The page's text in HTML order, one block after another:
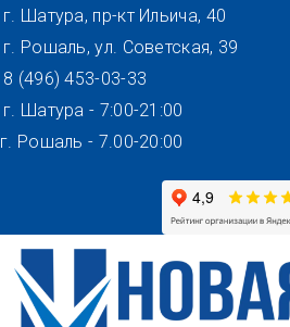
Перейти
г. Шатура, пр-кт Ильича, 40
г. Рошаль, ул. Советская, 39
8 (496) 453-03-33
г. Шатура - 7:00-21:00
г. Рошаль - 7.00-20:00